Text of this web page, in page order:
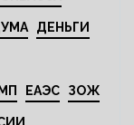
ДЕНЬГИ
ЕАЭС ЗОЖ